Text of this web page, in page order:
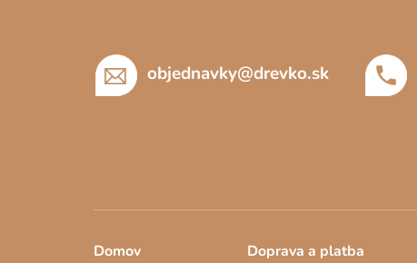
objednavky@drevko.sk
Domov Doprava a platba